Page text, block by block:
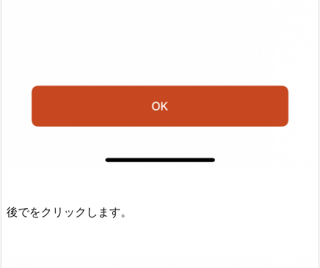
後でをクリックします。